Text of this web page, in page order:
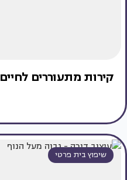
קירות מתעוררים לחיים
שיפוץ בית פרטי